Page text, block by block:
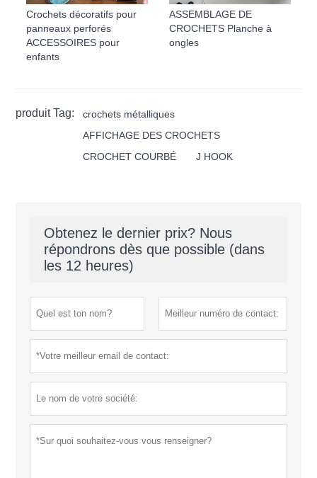
Crochets décoratifs pour
panneaux perforés
ACCESSOIRES pour
enfants
ASSEMBLAGE DE
CROCHETS Planche à
ongles
produit Tag:
crochets métalliques
AFFICHAGE DES CROCHETS
CROCHET COURBÉ
J HOOK
Obtenez le dernier prix? Nous
répondrons dès que possible (dans
les 12 heures)